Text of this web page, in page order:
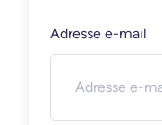
Adresse e-mail